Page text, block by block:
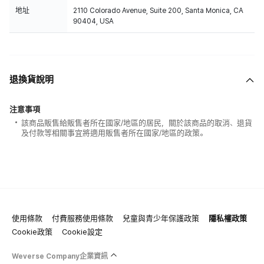
地址
2110 Colorado Avenue, Suite 200, Santa Monica, CA
90404, USA
退換貨說明
注意事項
該商品販售給販售者所在國家/地區的居民，關於該商品的取消、退貨
及付款等相關事宜將適用販售者所在國家/地區的政策。
使用條款 付費服務使用條款 兒童與青少年保護政策
隱私權政策
Cookie政策
Cookie設定
Weverse Company企業資訊